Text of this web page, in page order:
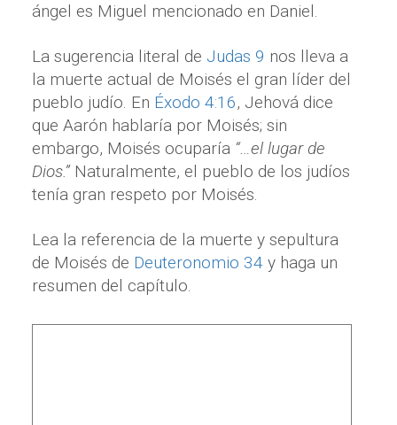
ángel es Miguel mencionado en Daniel.
La sugerencia literal de Judas 9 nos lleva a
la muerte actual de Moisés el gran líder del
pueblo judío. En Éxodo 4:16, Jehová dice
que Aarón hablaría por Moisés; sin
embargo, Moisés ocuparía“…el lugar de
Dios.”Naturalmente, el pueblo de los judíos
tenía gran respeto por Moisés.
Lea la referencia de la muerte y sepultura
de Moisés de Deuteronomio 34 y haga un
resumen del capítulo.